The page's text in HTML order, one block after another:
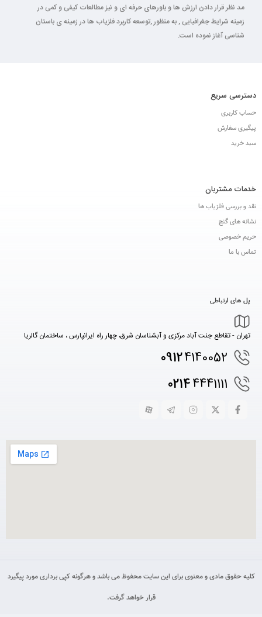
مد نظر قرار دادن ارزش ها و باورهای حرفه ای و نیز مطالعات کیفی و کمی در
زمینه شرایط جغرافیایی , به منظور ,توسعه کاربرد فلزیاب ها در زمینه ی باستان
شناسی آغاز نموده است.
دسترسی سریع
حساب کاربری
پیگیری سفارش
سبد خرید
خدمات مشتریان
نقد و بررسی فلزیاب ها
نشانه های گنج
حریم خصوصی
تماس با ما
پل های ارتباطی
تهران - تقاطع جنت آباد مرکزی و آبشناسان شرق، چهار راه ایرانپارس ، ساختمان گالریا
09124140052
02144441111
کلیه حقوق مادی و معنوی برای این سایت محفوظ می باشد و هرگونه کپی برداری مورد پیگیرد
قرار خواهد گرفت.